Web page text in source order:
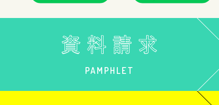
PAMPHLET